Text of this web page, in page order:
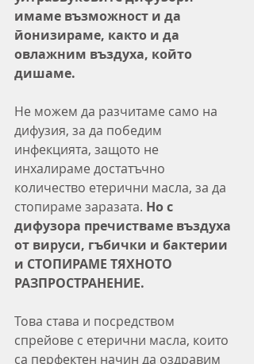
имаме възможност и да
йонизираме, както и да
овлажним въздуха, който
дишаме.
Не можем да разчитаме само на
дифузия, за да победим
инфекцията, защото не
инхалираме достатъчно
количество етерични масла, за да
стопираме заразата. Но с
дифузора пречистваме въздуха
от вируси, гъбички и бактерии
и СТОПИРАМЕ ТЯХНОТО
РАЗПРОСТРАНЕНИЕ.
Това става и посредством
спрейове с етерични масла, които
са перфектен начин да оздравим